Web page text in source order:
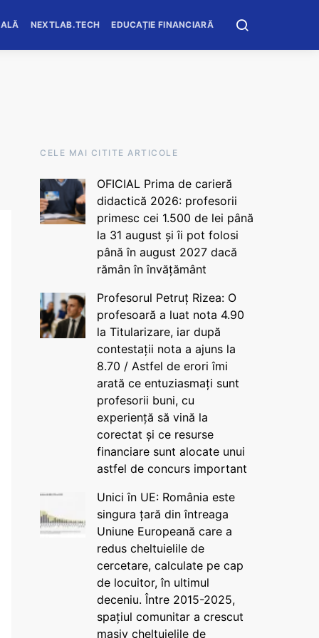
NEXTLAB.TECH EDUCAȚIE FINANCIARĂ
CELE MAI CITITE ARTICOLE
OFICIAL Prima de carieră
didactică 2026: profesorii
primesc cei 1.500 de lei până
la 31 august și îi pot folosi
până în august 2027 dacă
rămân în învățământ
Profesorul Petruț Rizea: O
profesoară a luat nota 4.90
la Titularizare, iar după
contestații nota a ajuns la
8.70 / Astfel de erori îmi
arată ce entuziasmați sunt
profesorii buni, cu
experiență să vină la
corectat și ce resurse
financiare sunt alocate unui
astfel de concurs important
Unici în UE: România este
singura țară din întreaga
Uniune Europeană care a
redus cheltuielile de
cercetare, calculate pe cap
de locuitor, în ultimul
deceniu. Între 2015-2025,
spațiul comunitar a crescut
masiv cheltuielile de